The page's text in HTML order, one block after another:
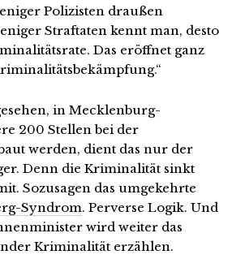
Polizisten draußen
Straftaten kennt man, desto
Das eröffnet ganz
in Mecklenburg-
200 Stellen bei der
werden, dient das nur der
Denn die Kriminalität sinkt
Sozusagen das umgekehrte
Syndrom. Perverse Logik. Und
wird weiter das
Kriminalität erzählen.